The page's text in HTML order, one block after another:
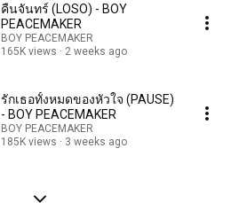
คืนจันทร์ (LOSO) - BOY
PEACEMAKER
BOY PEACEMAKER
165K views
2 weeks ago
รักเธอทั้งหมดของหัวใจ (PAUSE)
- BOY PEACEMAKER
BOY PEACEMAKER
185K views
3 weeks ago